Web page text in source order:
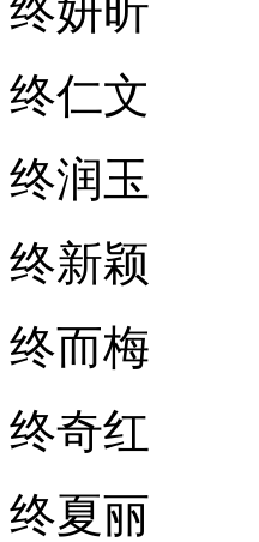
终妍昕
终仁文
终润玉
终新颖
终而梅
终奇红
终夏丽